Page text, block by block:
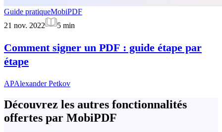
Guide pratiqueMobiPDF
21 nov. 2022
5 min
Comment signer un PDF : guide étape par
étape
APAlexander Petkov
Découvrez les autres fonctionnalités
offertes par MobiPDF